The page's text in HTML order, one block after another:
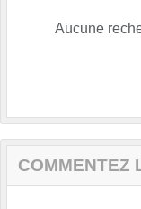
Aucune
COMMENTEZ